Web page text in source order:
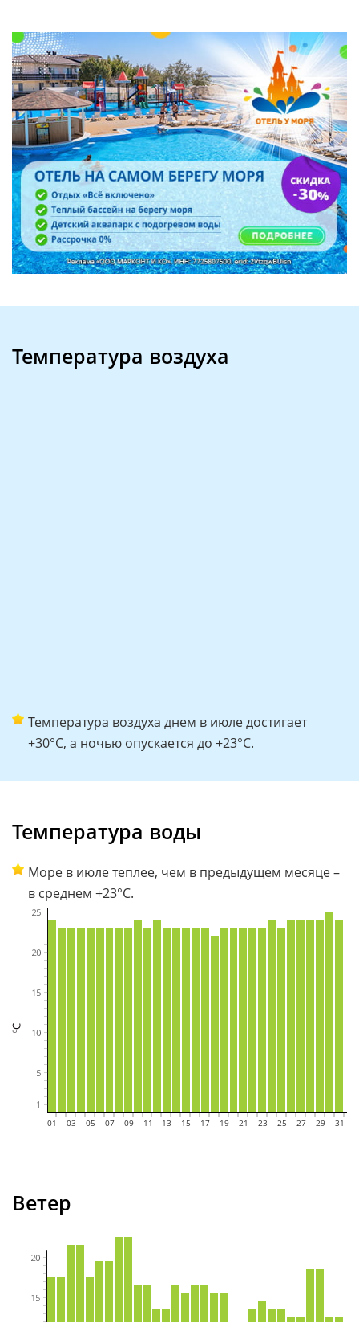
Температура воздуха
Температура воздуха днем в июле достигает
+30°C, а ночью опускается до +23°C.
Температура воды
Море в июле теплее, чем в предыдущем месяце –
в среднем +23°C.
01 03 05 0708 0910 11 13 15 17 19 2021 2223 25 2728 2930 31
Ветер